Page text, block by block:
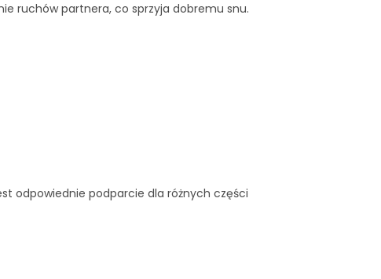
ruchów partnera, co sprzyja dobremu snu.
odpowiednie podparcie dla różnych części